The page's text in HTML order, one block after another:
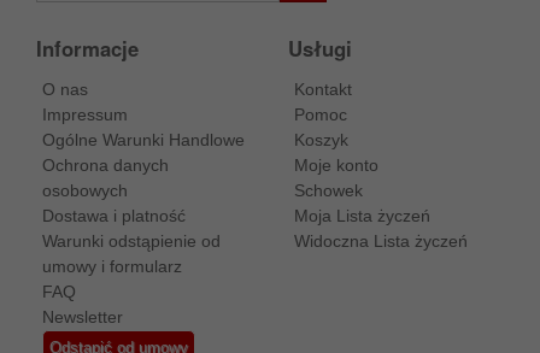
Informacje
O nas
Impressum
Ogólne Warunki Handlowe
Ochrona danych
osobowych
Dostawa i platność
Warunki odstąpienie od
umowy i formularz
FAQ
Newsletter
Odstąpić od umowy
Usługi
Kontakt
Pomoc
Koszyk
Moje konto
Schowek
Moja Lista życzeń
Widoczna Lista życzeń